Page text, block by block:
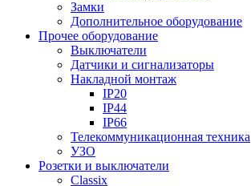
Замки
Дополнительное оборудование
Прочее оборудование
Выключатели
Датчики и сигнализаторы
Накладной монтаж
IP20
IP44
IP66
Телекоммуникационная техника
УЗО
Розетки и выключатели
Classix